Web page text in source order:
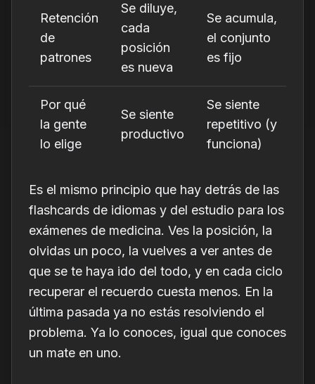
Retención
de
patrones
Se diluye,
cada
posición
es nueva
Se acumula,
el conjunto
es fijo
Por qué
la gente
lo elige
Se siente
productivo
Se siente
repetitivo (y
funciona)
Es el mismo principio que hay detrás de las
flashcards de idiomas y del estudio para los
exámenes de medicina. Ves la posición, la
olvidas un poco, la vuelves a ver antes de
que se te haya ido del todo, y en cada ciclo
recuperar el recuerdo cuesta menos. En la
última pasada ya no estás resolviendo el
problema. Ya lo conoces, igual que conoces
un mate en uno.